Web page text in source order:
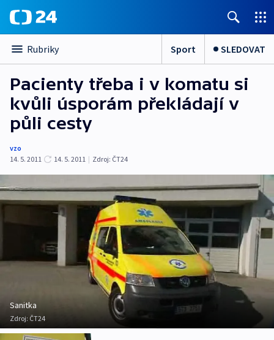
Rubriky Sport SLEDOVAT
Pacienty třeba i v komatu si
kvůli úsporám překládají v
půli cesty
vzo
14. 5. 2011
14. 5. 2011 | Zdroj: ČT24
Sanitka
Zdroj: ČT24